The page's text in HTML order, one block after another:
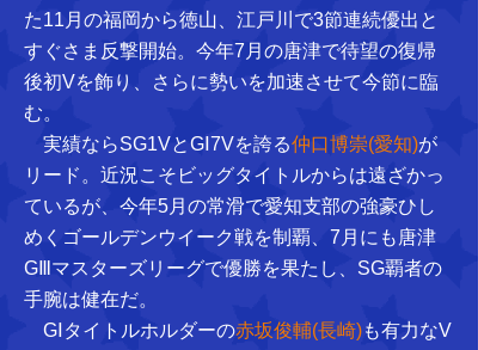
た11月の福岡から徳山、江戸川で3節連続優出と
すぐさま反撃開始。今年7月の唐津で待望の復帰
後初Vを飾り、さらに勢いを加速させて今節に臨
む。
実績ならSG1VとGⅠ7Vを誇る仲口博崇(愛知)が
リード。近況こそビッグタイトルからは遠ざかっ
ているが、今年5月の常滑で愛知支部の強豪ひし
めくゴールデンウイーク戦を制覇、7月にも唐津
GⅢマスターズリーグで優勝を果たし、SG覇者の
手腕は健在だ。
GⅠタイトルホルダーの赤坂俊輔(長崎)も有力なV